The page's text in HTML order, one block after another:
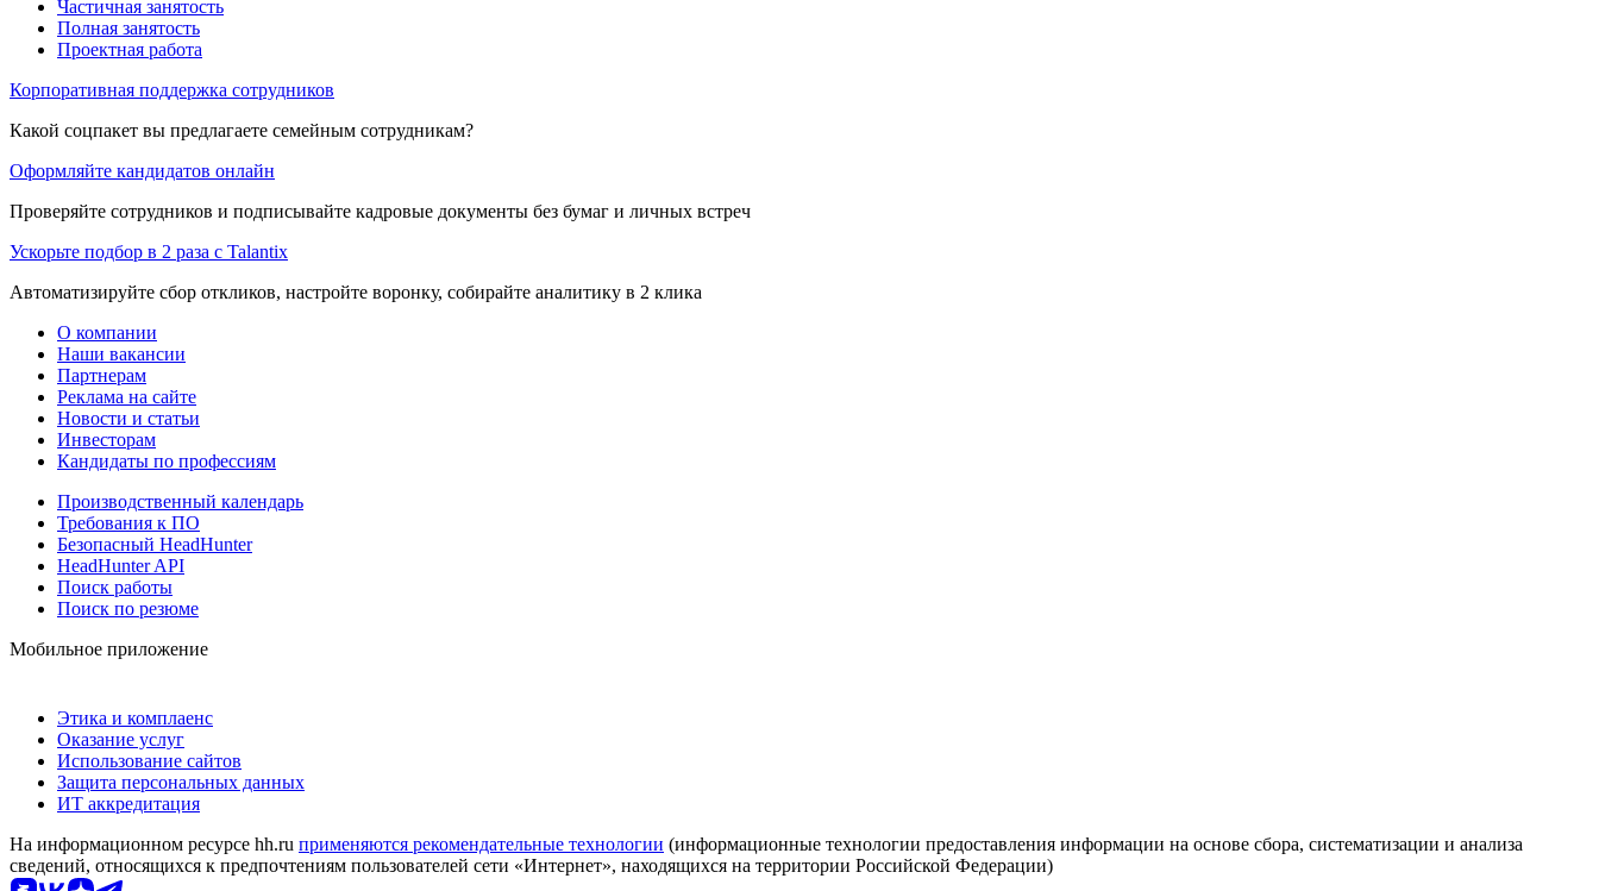
Частичная занятость
Полная занятость
Проектная работа
Корпоративная поддержка сотрудников
Какой соцпакет вы предлагаете семейным сотрудникам?
Оформляйте кандидатов онлайн
Проверяйте сотрудников и подписывайте кадровые документы без бумаг и личных встреч
Ускорьте подбор в 2 раза с Talantix
Автоматизируйте сбор откликов, настройте воронку, собирайте аналитику в 2 клика
О компании
Наши вакансии
Партнерам
Реклама на сайте
Новости и статьи
Инвесторам
Кандидаты по профессиям
Производственный календарь
Требования к ПО
Безопасный HeadHunter
HeadHunter API
Поиск работы
Поиск по резюме
Мобильное приложение
Этика и комплаенс
Оказание услуг
Использование сайтов
Защита персональных данных
ИТ аккредитация
На информационном ресурсе hh.ru применяются рекомендательные технологии (информационные технологии предоставления информации на основе сбора, систематизации и анализа
сведений, относящихся к предпочтениям пользователей сети «Интернет», находящихся на территории Российской Федерации)